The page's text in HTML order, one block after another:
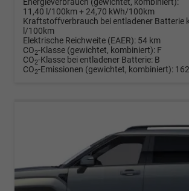
Energieverbrauch (gewichtet, kombiniert):
11,40 l/100km + 24,70 kWh/100km
Kraftstoffverbrauch bei entladener Batterie
l/100km
Elektrische Reichweite (EAER): 54 km
CO2-Klasse (gewichtet, kombiniert): F
CO2-Klasse bei entladener Batterie: B
CO2-Emissionen (gewichtet, kombiniert):